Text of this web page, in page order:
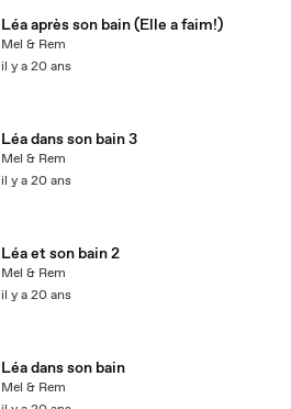
Léa après son bain (Elle a faim!)
Mel & Rem
il y a 20 ans
Léa dans son bain 3
Mel & Rem
il y a 20 ans
Léa et son bain 2
Mel & Rem
il y a 20 ans
Léa dans son bain
Mel & Rem